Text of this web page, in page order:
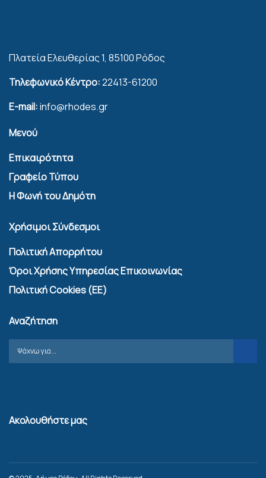
Πλατεία Ελευθερίας 1, 85100 Ρόδος
Τηλεφωνικό Κέντρο:22413-61200
E-mail:info@rhodes.gr
Μενού
Επικαιρότητα
Γραφείο Τύπου
Η Φωνή του Δημότη
Χρήσιμοι Σύνδεσμοι
Πολιτική Απορρήτου
Όροι Χρήσης Υπηρεσίας Επικοινωνίας
Πολιτική Cookies (ΕΕ)
Αναζήτηση
Ακολουθήστε μας